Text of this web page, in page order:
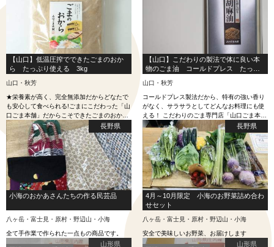
【山口】低温圧搾でできたごまのおか
ら たっぷり使える 3kg
山口・秋芳
★栄養素が高く、完全無添加だからどなたで
も安心して食べられる!ごまにこだわった「山
口ごま本舗」だからこそできたごまのおか
ら。★
【山口】こだわりの製法で体に良い本
物のごま油 コールドプレス たっぷ
山口・秋芳
コールドプレス製法だから、特有の強い香り
がなく、サラサラとしてどんなお料理にも使
える！ こだわりのごま専門店「山口ごま本
舗」が自信を持っておすすめします。
長野県
小海のおかあさんたちの作る民芸品
八ヶ岳・富士見・原村・野辺山・小海
全て手作業で作られた一点もの商品です。
長野県
4月～10月限定 小海のお野菜詰め合わ
せセット
八ヶ岳・富士見・原村・野辺山・小海
安全で美味しいお野菜、お届けします
山形県 山形県